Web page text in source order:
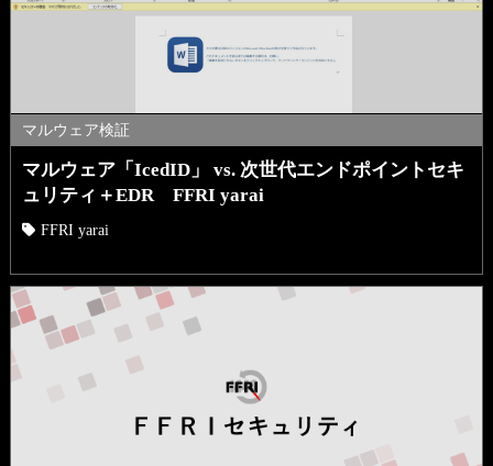
マルウェア検証
マルウェア「IcedID」 vs. 次世代エンドポイントセキ
ュリティ＋EDR FFRI yarai
FFRI yarai